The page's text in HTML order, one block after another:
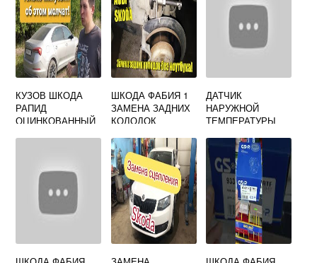
КУЗОВ ШКОДА
РАПИД
ОЦИНКОВАННЫЙ
ШКОДА ФАБИЯ 1
ЗАМЕНА ЗАДНИХ
КОЛОДОК
ДАТЧИК
НАРУЖНОЙ
ТЕМПЕРАТУРЫ